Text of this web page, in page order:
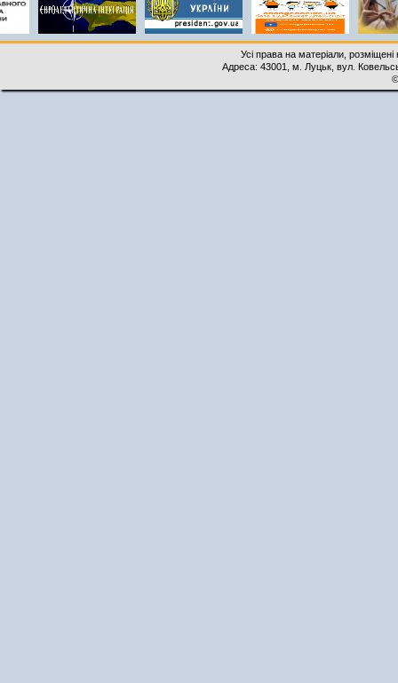
Усі права на матеріали,
Адреса: 43001, м. Луцьк, вул.